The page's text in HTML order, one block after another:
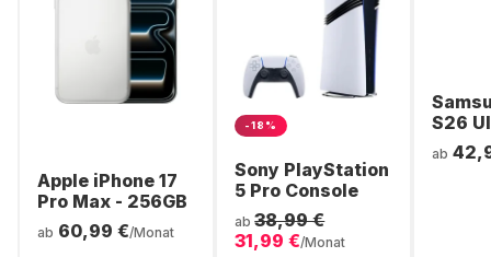
Apple iPhone 17
Pro Max - 256GB
ab 60,99 €/Monat
-18%
Sony PlayStation
5 Pro Console
ab 38,99 €
31,99 €/Monat
S26
ab